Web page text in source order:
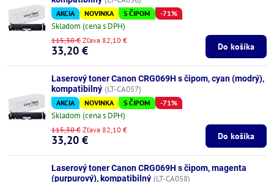
AKCIA NOVINKA S ČIPOM -71%
Skladom (cena s DPH)
33,20 €
115,30 € Zľava 82,10 €
Do košíka
Laserový toner Canon CRG069H s čipom, cyan (modrý),
kompatibilný (LT-CA057)
AKCIA NOVINKA S ČIPOM -71%
Skladom (cena s DPH)
33,20 €
115,30 € Zľava 82,10 €
Do košíka
Laserový toner Canon CRG069H s čipom, magenta
(purpurový), kompatibilný (LT-CA058)